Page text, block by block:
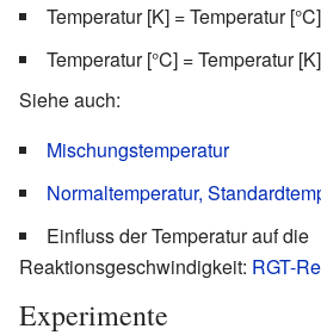
Temperatur [K] = Temperatur
Temperatur [°C] = Temperatur
Siehe auch:
Mischungstemperatur
Normaltemperatur,
Einfluss der Temperatur auf die
Reaktionsgeschwindigkeit: RGT-
Experimente